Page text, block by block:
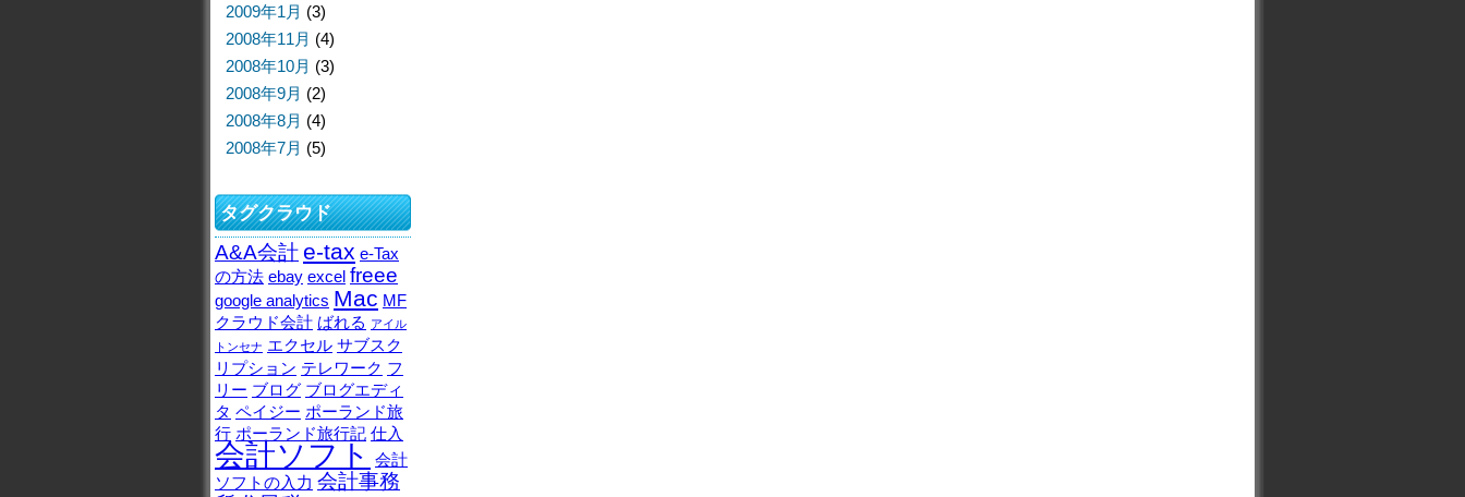
2009年1月 (3)
2008年11月 (4)
2008年10月 (3)
2008年9月 (2)
2008年8月 (4)
2008年7月 (5)
タグクラウド
A&A会計e-tax e-Tax
の方法 ebay excel freee
google analytics Mac MF
クラウド会計 ばれる アイル
トンセナ エクセル サブスク
リプション テレワーク フ
リー ブログ ブログエディ
タ ペイジー ポーランド旅
行 ポーランド旅行記 仕入
会計ソフト
会計
ソフトの入力 会計事務